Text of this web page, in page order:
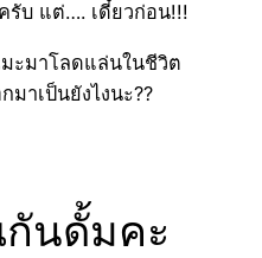
รับ แต่…. เดี๋ยวก่อน!!!
ะมาโลดแล่นในชีวิต
มาเป็นยังไงนะ??
นดั้มคะ